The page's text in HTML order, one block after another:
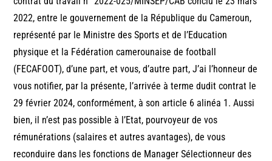
2022, entre le gouvernement de la République du Cameroun,
représenté par le Ministre des Sports et de l’Education
physique et la Fédération camerounaise de football
(FECAFOOT), d’une part, et vous, d’autre part, J’ai l’honneur de
vous notifier, par la présente, l’arrivée à terme dudit contrat le
29 février 2024, conformément, à son article 6 alinéa 1. Aussi
bien, il n’est pas possible à l’Etat, pourvoyeur de vos
rémunérations (salaires et autres avantages), de vous
reconduire dans les fonctions de Manager Sélectionneur des